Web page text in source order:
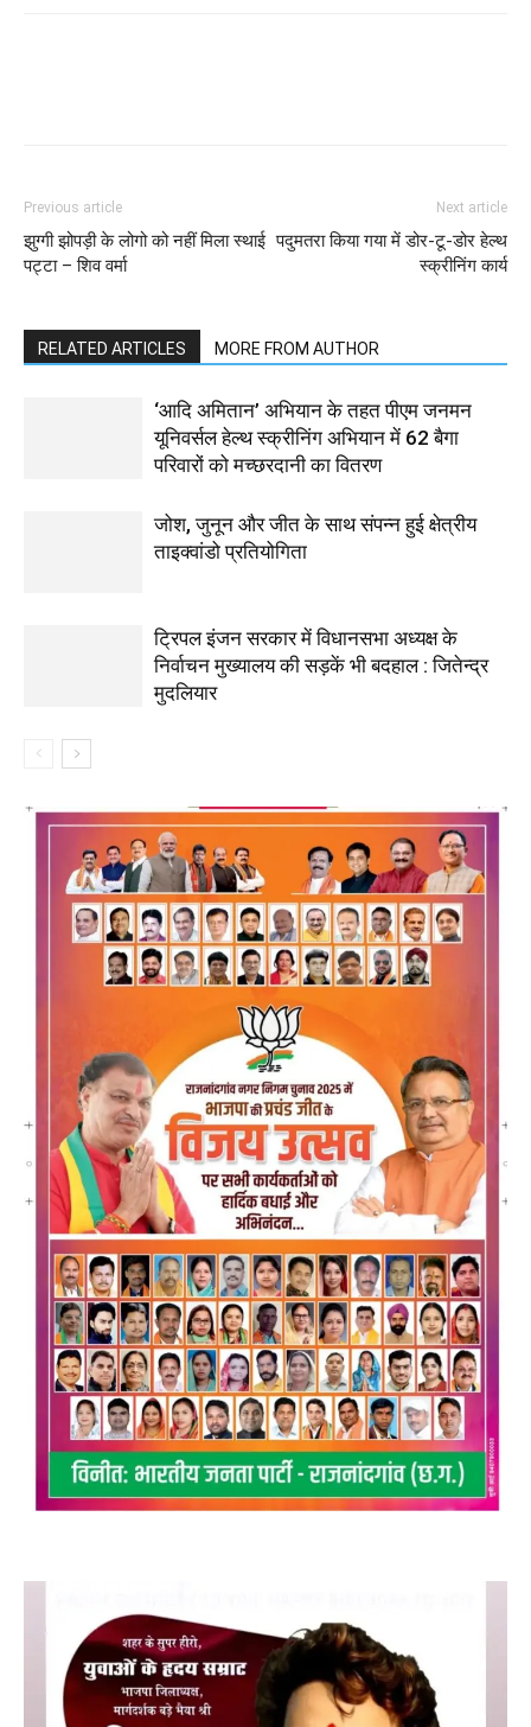
Previous article
झुग्गी झोपड़ी के लोगो को नहीं मिला स्थाई
पट्टा – शिव वर्मा
Next article
पदुमतरा किया गया में डोर-टू-डोर हेल्थ
स्क्रीनिंग कार्य
RELATED ARTICLES MORE FROM AUTHOR
‘आदि अमितान’ अभियान के तहत पीएम जनमन
यूनिवर्सल हेल्थ स्क्रीनिंग अभियान में 62 बैगा
परिवारों को मच्छरदानी का वितरण
जोश, जुनून और जीत के साथ संपन्न हुई क्षेत्रीय
ताइक्वांडो प्रतियोगिता
ट्रिपल इंजन सरकार में विधानसभा अध्यक्ष के
निर्वाचन मुख्यालय की सड़कें भी बदहाल : जितेन्द्र
मुदलियार